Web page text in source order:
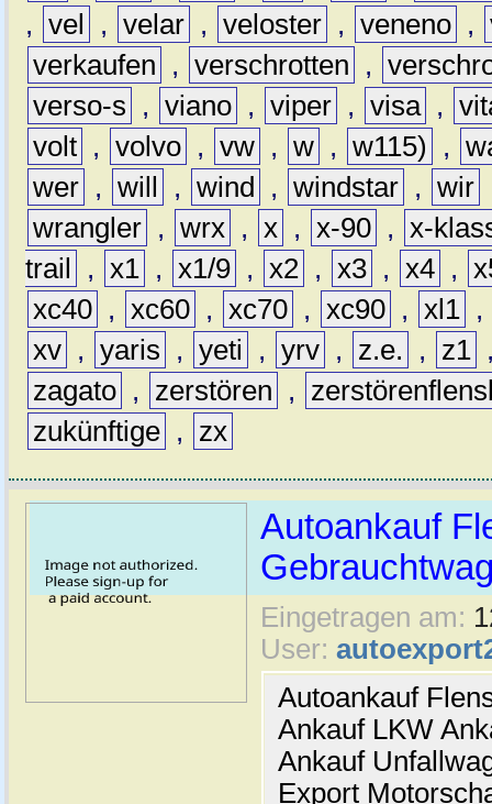
, vel , velar , veloster , veneno ,
verkaufen
, verschrotten ,
verso-s
, viano , viper , visa ,
volt , volvo , vw , w , w115) ,
wer , will , wind , windstar , wir
wrangler , wrx , x , x-90 , x-
trail
, x1 , x1/9 , x2 , x3 , x4 ,
xc40 , xc60 , xc70 , xc90 , xl1 ,
xv , yaris , yeti , yrv , z.e. , z1
zagato , zerstören ,
zukünftige , zx
Autoankauf
Eingetragen am:
User:
Autoankauf
Ankauf LKW
Ankauf
Export